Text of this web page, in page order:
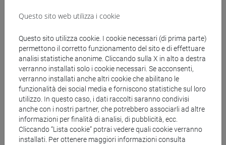
Corsi di studio e percorsi
economia aziendale
Struttura generale dell'insegnamento
STATISTICA
STATISTICA - 1
STATISTICA - 1 Cognomi A-Di
Questo sito web utilizza i cookie
Questo sito utilizza cookie. I cookie necessari (di prima parte)
permettono il corretto funzionamento del sito e di effettuare
analisi statistiche anonime. Cliccando sulla X in alto a destra
verranno installati solo i cookie necessari. Se acconsenti,
verranno installati anche altri cookie che abilitano le
funzionalità dei social media e forniscono statistiche sul loro
utilizzo. In questo caso, i dati raccolti saranno condivisi
anche con i nostri partner, che potrebbero associarli ad altre
informazioni per finalità di analisi, di pubblicità, ecc.
Cliccando “Lista cookie” potrai vedere quali cookie verranno
installati. Per ottenere maggiori informazioni consulta